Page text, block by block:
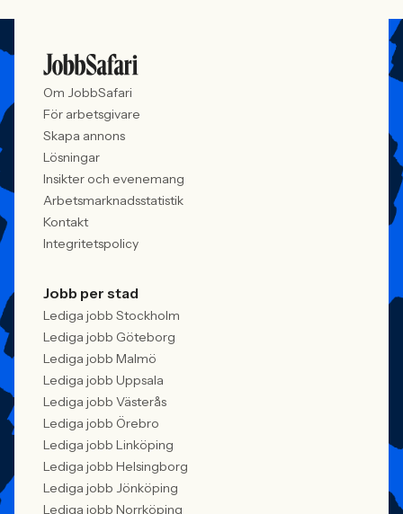
Om JobbSafari
För arbetsgivare
Skapa annons
Lösningar
Insikter och evenemang
Arbetsmarknadsstatistik
Kontakt
Integritetspolicy
Jobb per stad
Lediga jobb Stockholm
Lediga jobb Göteborg
Lediga jobb Malmö
Lediga jobb Uppsala
Lediga jobb Västerås
Lediga jobb Örebro
Lediga jobb Linköping
Lediga jobb Helsingborg
Lediga jobb Jönköping
Lediga jobb Norrköping